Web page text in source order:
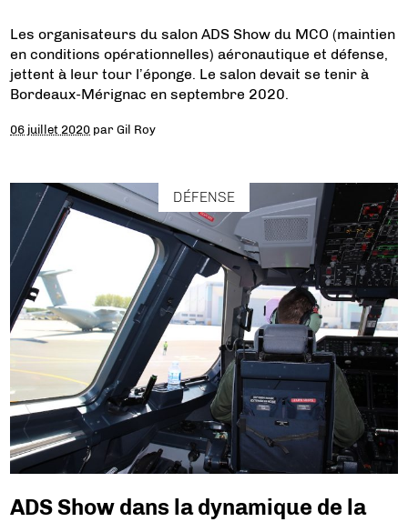
Les organisateurs du salon ADS Show du MCO (maintien
en conditions opérationnelles) aéronautique et défense,
jettent à leur tour l’éponge. Le salon devait se tenir à
Bordeaux-Mérignac en septembre 2020.
06 juillet 2020 parGil Roy
DÉFENSE
ADS Show dans la dynamique de la